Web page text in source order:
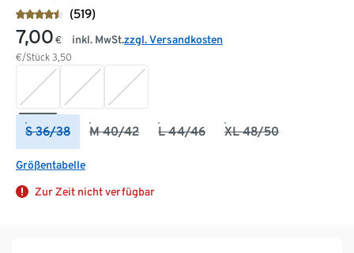
(519)
7,00 €
€/Stück 3,50
inkl. MwSt.zzgl. Versandkosten
S 36/38 M 40/42 L 44/46 XL 48/50
Größentabelle
Zur Zeit nicht verfügbar